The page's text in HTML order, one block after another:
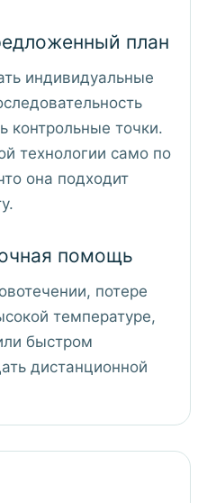
план
индивидуальные
контрольные точки.
технологии само по
она подходит
помощь
потере
температуре,
быстром
дистанционной